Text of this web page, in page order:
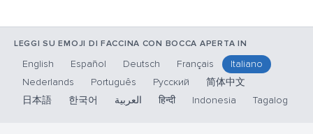
LEGGI SU EMOJI DI FACCINA CON BOCCA APERTA IN
English Español Deutsch Français
Italiano
Nederlands
Português Русский
简体中文
日本語
한국어 العربية हिन्दी Indonesia Tagalog